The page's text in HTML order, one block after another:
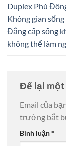
Duplex Phú
Không gian
Đẳng cấp sống
không thể làm
Để lại một
Email của
trường bắt
Bình luận*